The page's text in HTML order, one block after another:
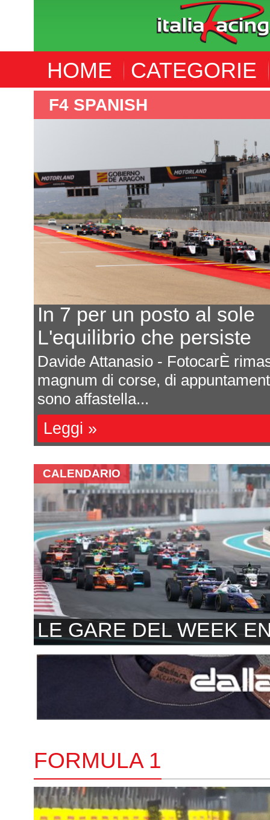
HOME CATEGORIE
F4 SPANISH
In 7 per un posto al sole
L'equilibrio che persiste
Davide Attanasio - FotocarÈ
magnum di corse, di
sono affastella...
Leggi »
CALENDARIO
LE GARE DEL WEEK
FORMULA 1